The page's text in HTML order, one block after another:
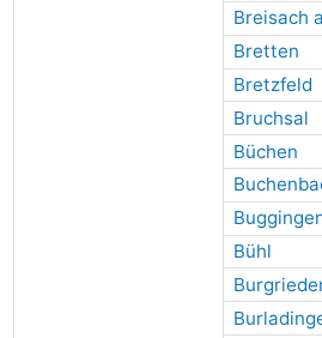
Breisach
Bretten
Bretzfeld
Bruchsal
Büchen
Bühl